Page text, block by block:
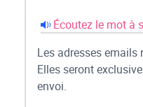
Écoutez le mot à
Les adresses emails
Elles seront
envoi.